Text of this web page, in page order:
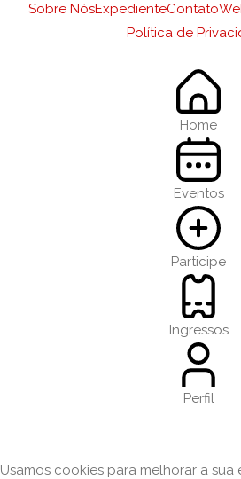
Sobre NósExpedienteContato
Política de
Home
Eventos
Participe
Ingressos
Perfil
Usamos cookies para melhorar a sua